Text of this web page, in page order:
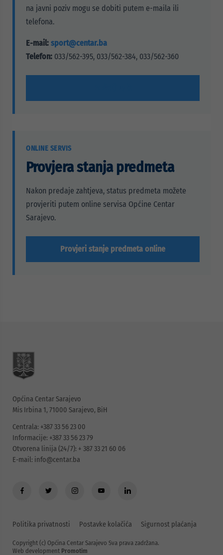
na javni poziv mogu se dobiti putem e-maila ili
telefona.
E-mail: sport@centar.ba
Telefon: 033/562-395, 033/562-384, 033/562-360
ONLINE SERVIS
Provjera stanja predmeta
Nakon predaje zahtjeva, status predmeta možete
provjeriti putem online servisa Općine Centar
Sarajevo.
Provjeri stanje predmeta online
Općina Centar Sarajevo
Mis Irbina 1, 71000 Sarajevo, BiH
Centrala: +387 33 56 23 00
Informacije: +387 33 56 23 79
Otvorena linija (24/7): + 387 33 21 60 06
E-mail: info@centar.ba
Politika privatnosti Postavke kolačića Sigurnost plaćanja
Copyright (c) Općina Centar Sarajevo Sva prava zadržana.
Web development Promotim